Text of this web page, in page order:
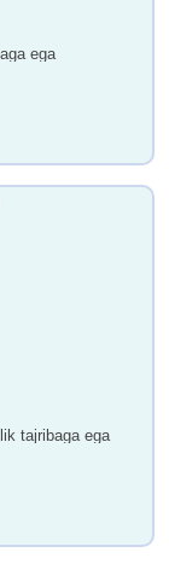
ega
tajribaga ega